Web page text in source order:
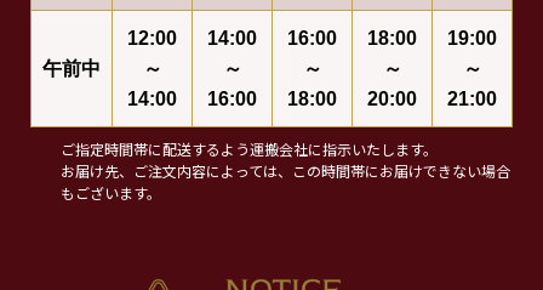
午前中
12:00
～
14:00
14:00
～
16:00
16:00
～
18:00
18:00
～
20:00
19:00
～
21:00
ご指定時間帯に配送するよう運搬会社に指示いたします。
お届け先、ご注文内容によっては、この時間帯にお届けできない場合
もございます。